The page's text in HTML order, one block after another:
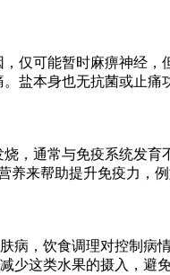
仅可能暂时麻痹神经，
盐本身也无抗菌或止痛
，通常与免疫系统发育
养来帮助提升免疫力，
病，饮食调理对控制病
少这类水果的摄入，避